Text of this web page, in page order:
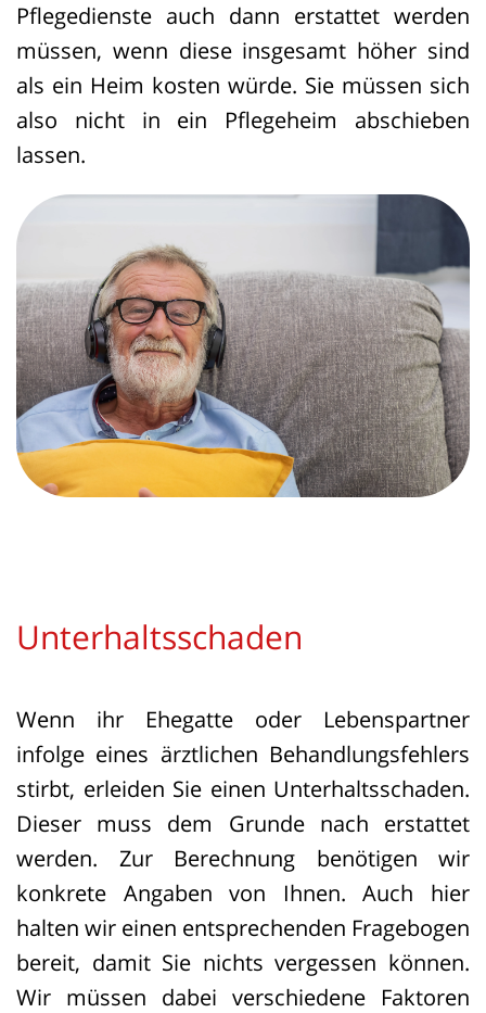
Pflegedienste auch dann erstattet werden
müssen, wenn diese insgesamt höher sind
als ein Heim kosten würde. Sie müssen sich
also nicht in ein Pflegeheim abschieben
lassen.
Unterhaltsschaden
Wenn ihr Ehegatte oder Lebenspartner
infolge eines ärztlichen Behandlungsfehlers
stirbt, erleiden Sie einen Unterhaltsschaden.
Dieser muss dem Grunde nach erstattet
werden. Zur Berechnung benötigen wir
konkrete Angaben von Ihnen. Auch hier
halten wir einen entsprechenden Fragebogen
bereit, damit Sie nichts vergessen können.
Wir müssen dabei verschiedene Faktoren